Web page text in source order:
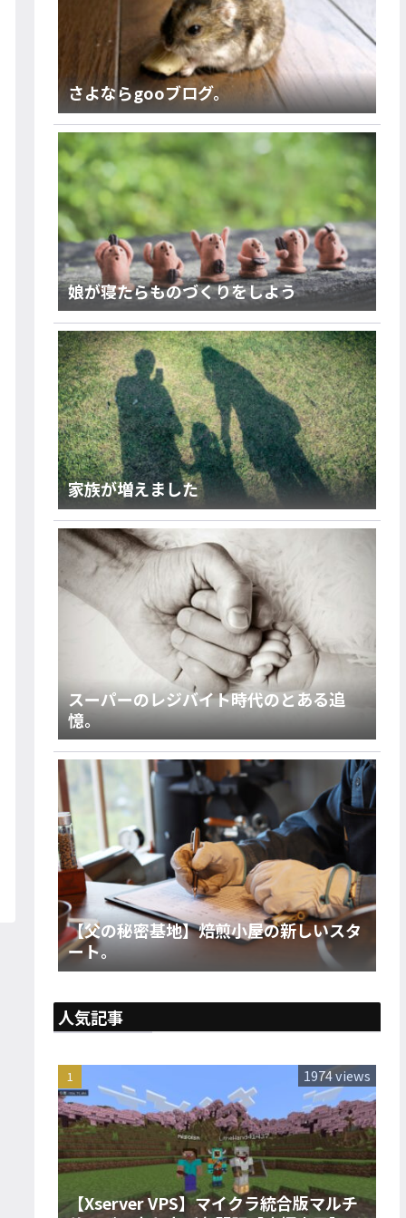
さよならgooブログ。
娘が寝たらものづくりをしよう
家族が増えました
スーパーのレジバイト時代のとある追
憶。
【父の秘密基地】焙煎小屋の新しいスタ
ート。
人気記事
【Xserver VPS】マイクラ統合版マルチ
1974 views